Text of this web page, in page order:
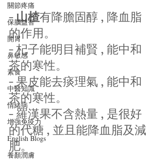
關節疼痛
保腦益智
開胃
鼻敏感
素食
中醫知識
情緒病
增強免疫力
English Blogs
養顏潤膚
- 山楂有降膽固醇 , 降血脂
的作用。
- 杞子能明目補賢 , 能中和
茶的寒性。
- 果皮能去痰理氣 , 能中和
茶的寒性。
- 羅漢果不含熱量 , 是很好
的代糖 , 並且能降血脂及減
肥。